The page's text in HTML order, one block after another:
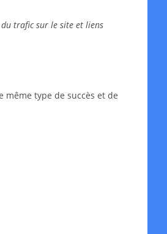
du trafic sur le site et liens
même type de succès et de